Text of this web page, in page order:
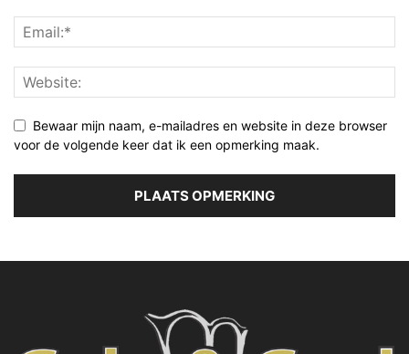
Bewaar mijn naam, e-mailadres en website in deze browser
voor de volgende keer dat ik een opmerking maak.